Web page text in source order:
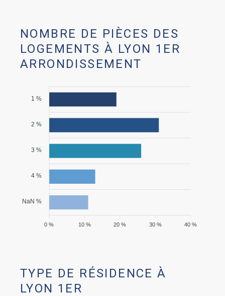
NOMBRE DE PIÈCES DES
LOGEMENTS À LYON 1ER
ARRONDISSEMENT
1 %
2 %
3 %
4 %
NaN %
40 %
30 %
20 %
10 %
0 %
TYPE DE RÉSIDENCE À
LYON 1ER